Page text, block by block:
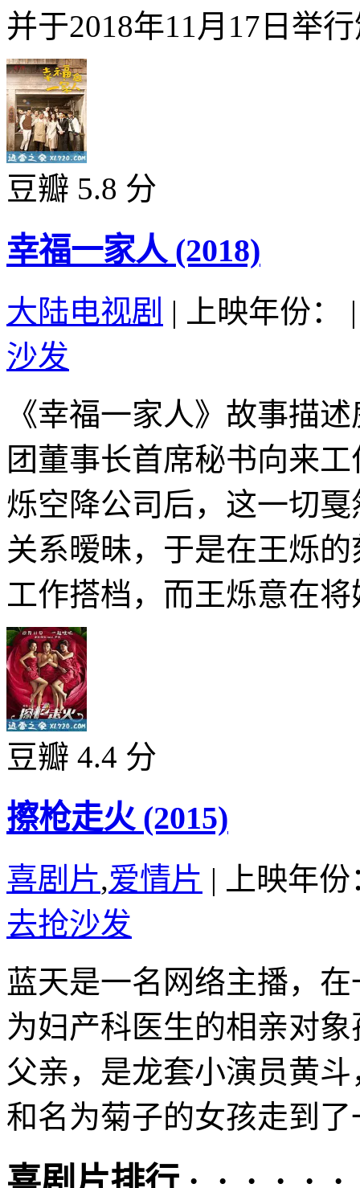
并于2018年11月17日举
豆瓣 5.8 分
幸福一家人 (2018)
大陆电视剧 | 上映年份：
|
沙发
《幸福一家人》故事描
团董事长首席秘书向来
烁空降公司后，这一切
关系暧昧，于是在王烁
工作搭档，而王烁意在
豆瓣 4.4 分
擦枪走火 (2015)
喜剧片,爱情片 |
上映年
去抢沙发
蓝天是一名网络主播，
为妇产科医生的相亲对
父亲，是龙套小演员黄
和名为菊子的女孩走到